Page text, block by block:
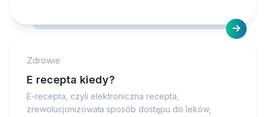
Zdrowie
E recepta kiedy?
E-recepta, czyli elektroniczna recepta,
zrewolucjonizowała sposób dostępu do leków,